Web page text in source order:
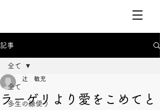
記事
全て
多生の縁便り
全て
ラーゲリより愛をこめてと
辻 敏充